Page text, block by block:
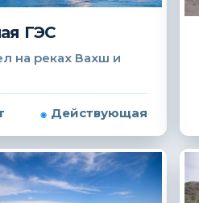
ГЭС
на реках Вахш и
Действующая